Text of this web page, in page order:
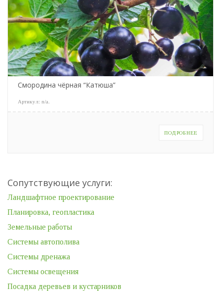
Смородина чёрная “Катюша”
Артикул: n/a
ПОДРОБНЕЕ
Сопутствующие услуги:
Ландшафтное проектирование
Планировка, геопластика
Земельные работы
Системы автополива
Системы дренажа
Системы освещения
Посадка деревьев и кустарников